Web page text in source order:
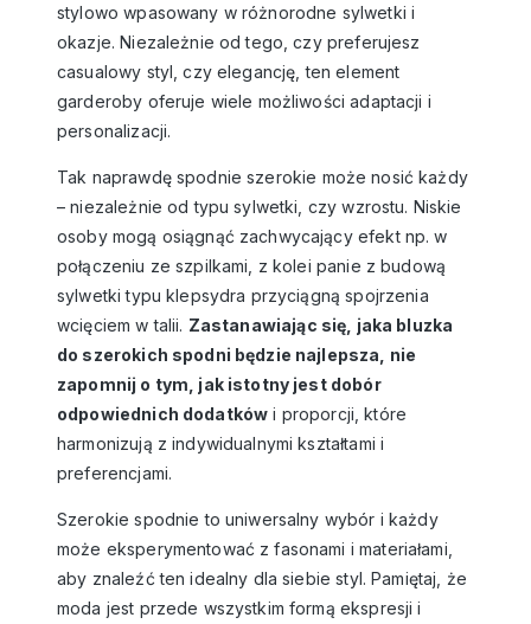
stylowo wpasowany w różnorodne sylwetki i
okazje. Niezależnie od tego, czy preferujesz
casualowy styl, czy elegancję, ten element
garderoby oferuje wiele możliwości adaptacji i
personalizacji.
Tak naprawdę spodnie szerokie może nosić każdy
– niezależnie od typu sylwetki, czy wzrostu. Niskie
osoby mogą osiągnąć zachwycający efekt np. w
połączeniu ze szpilkami, z kolei panie z budową
sylwetki typu klepsydra przyciągną spojrzenia
wcięciem w talii. Zastanawiając się, jaka bluzka
do szerokich spodni będzie najlepsza, nie
zapomnij o tym, jak istotny jest dobór
odpowiednich dodatków i proporcji, które
harmonizują z indywidualnymi kształtami i
preferencjami.
Szerokie spodnie to uniwersalny wybór i każdy
może eksperymentować z fasonami i materiałami,
aby znaleźć ten idealny dla siebie styl. Pamiętaj, że
moda jest przede wszystkim formą ekspresji i